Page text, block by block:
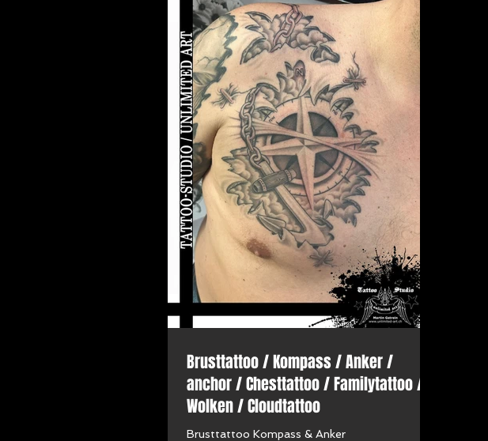
Brusttattoo / Kompass / Anker /
anchor / Chesttattoo / Familytattoo /
Wolken / Cloudtattoo
Brusttattoo Kompass & Anker